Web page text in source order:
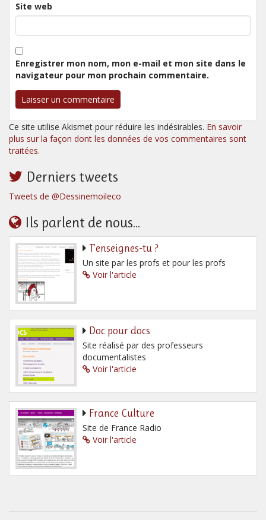
Site web
Enregistrer mon nom, mon e-mail et mon site dans le
navigateur pour mon prochain commentaire.
Ce site utilise Akismet pour réduire les indésirables. En savoir
plus sur la façon dont les données de vos commentaires sont
traitées.
Derniers tweets
Tweets de @Dessinemoileco
Ils parlent de nous...
T’enseignes-tu ?
Un site par les profs et pour les profs
Voir l'article
Doc pour docs
Site réalisé par des professeurs
documentalistes
Voir l'article
France Culture
Site de France Radio
Voir l'article